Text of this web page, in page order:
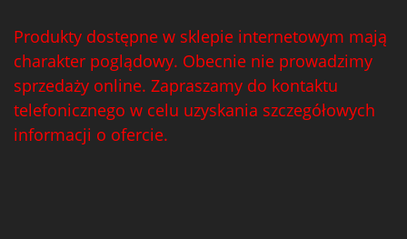
Produkty dostępne w sklepie internetowym mają
charakter poglądowy. Obecnie nie prowadzimy
sprzedaży online. Zapraszamy do kontaktu
telefonicznego w celu uzyskania szczegółowych
informacji o ofercie.